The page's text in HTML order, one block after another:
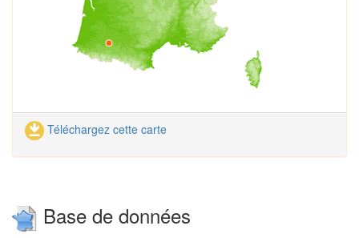
Téléchargez cette carte
Base de données